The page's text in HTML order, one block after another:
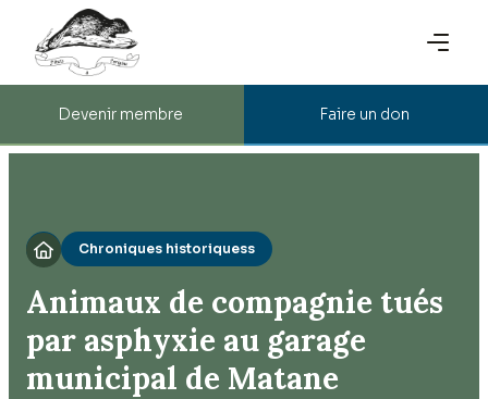
Devenir membre Faire un don
 Chroniques historiquess
Animaux de compagnie tués
par asphyxie au garage
municipal de Matane